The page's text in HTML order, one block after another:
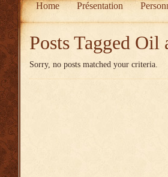
Home Présentation
Posts Tagged Oil
Sorry, no posts matched your criteria.